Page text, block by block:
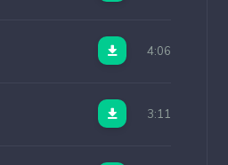
4:06
3:11